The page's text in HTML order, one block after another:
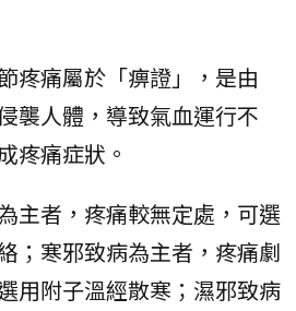
疼痛屬於「痹證」，是由
襲人體，導致氣血運行不
疼痛症狀。
主者，疼痛較無定處，可選
；寒邪致病為主者，疼痛劇
用附子溫經散寒；濕邪致病